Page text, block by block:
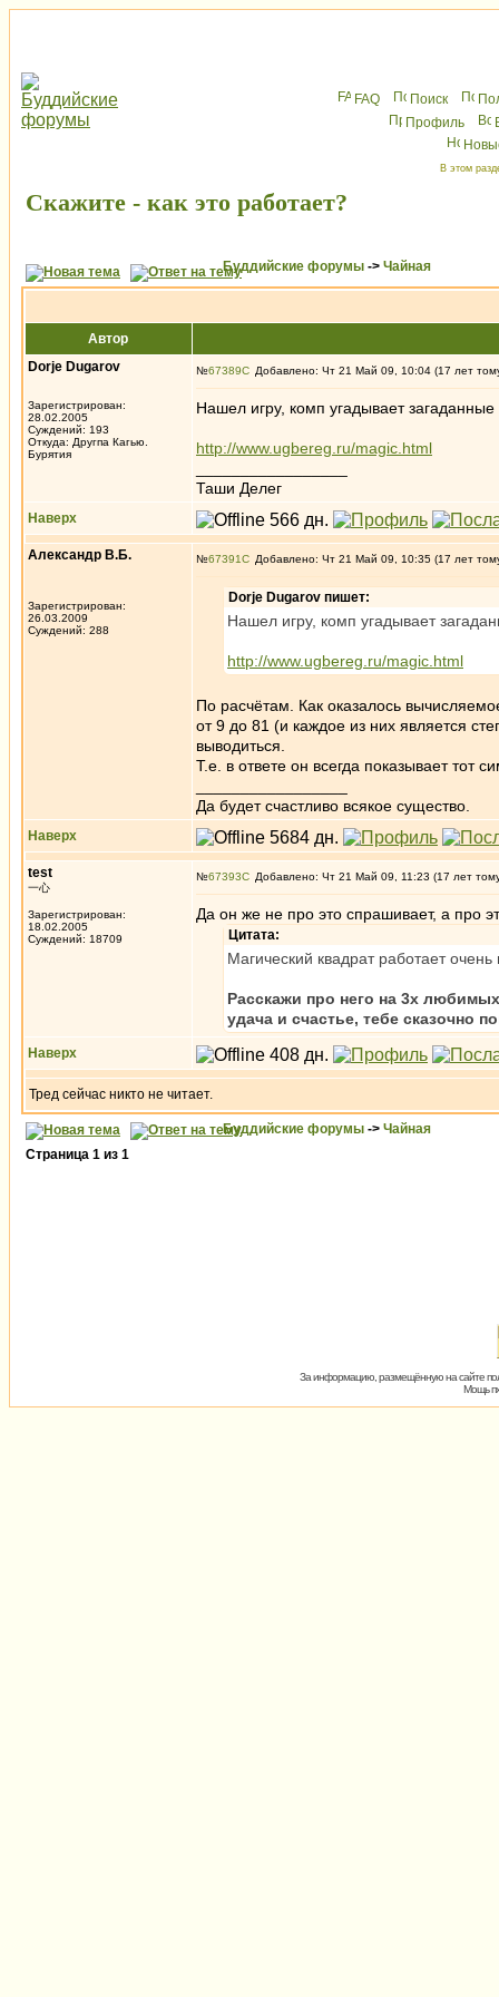
FAQ Поиск
Профиль
В этом
Скажите - как это работает?
Буддийские форумы -> Чайная
Автор
Dorje Dugarov
Зарегистрирован:
28.02.2005
Суждений: 193
Откуда: Другпа Кагью.
Бурятия
№67389 Добавлено: Чт 21 Май 09, 10:04 (17 лет
Нашел игру, комп угадывает
http://www.ugbereg.ru/magic.html
Таши Делег
Наверх
Александр В.Б.
Зарегистрирован:
26.03.2009
Суждений: 288
№67391 Добавлено: Чт 21 Май 09, 10:35 (17 лет
Dorje Dugarov пишет:
Нашел игру, комп угадывает
http://www.ugbereg.ru/magic.html
По расчётам. Как оказалось
от 9 до 81 (и каждое из них является
выводиться.
Т.е. в ответе он всегда показывает тот
Да будет счастливо всякое существо.
Наверх
test
一心
Зарегистрирован:
18.02.2005
Суждений: 18709
№67393 Добавлено: Чт 21 Май 09, 11:23 (17 лет
Да он же не про это спрашивает, а про
Цитата:
Магический квадрат работает очень
Расскажи про него на 3х
удача и счастье, тебе сказочно
Наверх
Тред сейчас никто не читает.
Буддийские форумы -> Чайная
Страница 1 из 1
За информацию, размещённую на сайте
Мощь